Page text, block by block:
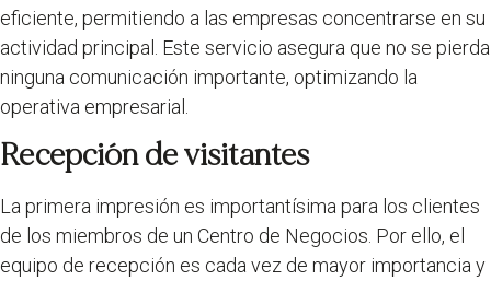
eficiente, permitiendo a las empresas concentrarse en su
actividad principal. Este servicio asegura que no se pierda
ninguna comunicación importante, optimizando la
operativa empresarial.
Recepción de visitantes
La primera impresión es importantísima para los clientes
de los miembros de un Centro de Negocios. Por ello, el
equipo de recepción es cada vez de mayor importancia y